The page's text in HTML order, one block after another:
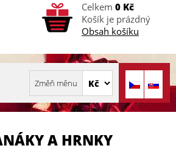
Celkem 0 Kč
Košík je prázdný
Obsah košíku
A HRNKY